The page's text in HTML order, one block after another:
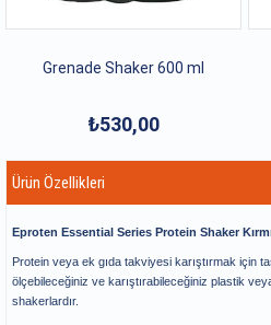
Grenade Shaker 600 ml
₺530,00
Ürün Özellikleri
Eproten Essential Series Protein Shaker
Protein veya ek gıda takviyesi karıştırmak için
ölçebileceğiniz ve karıştırabileceğiniz plastik
shakerlardır.